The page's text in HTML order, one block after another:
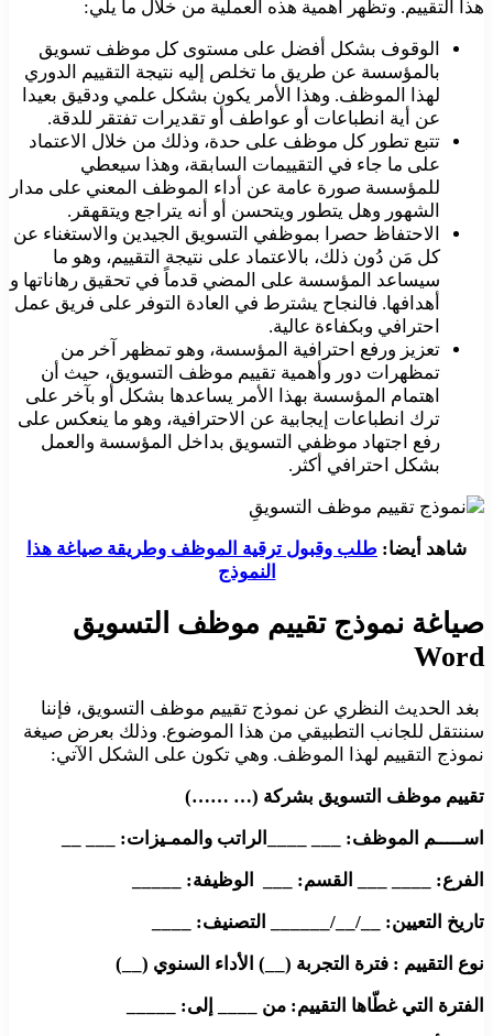
هذا التقييم. وتظهر أهمية هذه العملية من خلال ما يلي:
الوقوف بشكل أفضل على مستوى كل موظف تسويق
بالمؤسسة عن طريق ما تخلص إليه نتيجة التقييم الدوري
لهذا الموظف. وهذا الأمر يكون بشكل علمي ودقيق بعيدا
عن أية انطباعات أو عواطف أو تقديرات تفتقر للدقة.
تتبع تطور كل موظف على حدة، وذلك من خلال الاعتماد
على ما جاء في التقييمات السابقة، وهذا سيعطي
للمؤسسة صورة عامة عن أداء الموظف المعني على مدار
الشهور وهل يتطور ويتحسن أو أنه يتراجع ويتقهقر.
الاحتفاظ حصرا بموظفي التسويق الجيدين والاستغناء عن
كل مَن دُون ذلك، بالاعتماد على نتيجة التقييم، وهو ما
سيساعد المؤسسة على المضي قدماً في تحقيق رهاناتها و
أهدافها. فالنجاح يشترط في العادة التوفر على فريق عمل
احترافي وبكفاءة عالية.
تعزيز ورفع احترافية المؤسسة، وهو تمظهر آخر من
تمظهرات دور وأهمية تقييم موظف التسويق، حيث أن
اهتمام المؤسسة بهذا الأمر يساعدها بشكل أو بآخر على
ترك انطباعات إيجابية عن الاحترافية، وهو ما ينعكس على
رفع اجتهاد موظفي التسويق بداخل المؤسسة والعمل
بشكل احترافي أكثر.
شاهد أيضا: طلب وقبول ترقية الموظف وطريقة صياغة هذا
النموذج
صياغة نموذج تقييم موظف التسويق
Word
بغد الحديث النظري عن نموذج تقييم موظف التسويق، فإننا
سننتقل للجانب التطبيقي من هذا الموضوع. وذلك بعرض صيغة
نموذج التقييم لهذا الموظف. وهي تكون على الشكل الآتي:
تقييم موظف التسويق بشركة (… ……)
اســـــم الموظف: ___ ____الراتب والممـيزات: ___ __
الفرع: ____ ___ القسم: ___ الوظيفة: _____
تاريخ التعيين: __/__/______ التصنيف: ____
نوع التقييم : فترة التجربة (__) الأداء السنوي (__)
الفترة التي غطّاها التقييم: من ____ إلى: _____